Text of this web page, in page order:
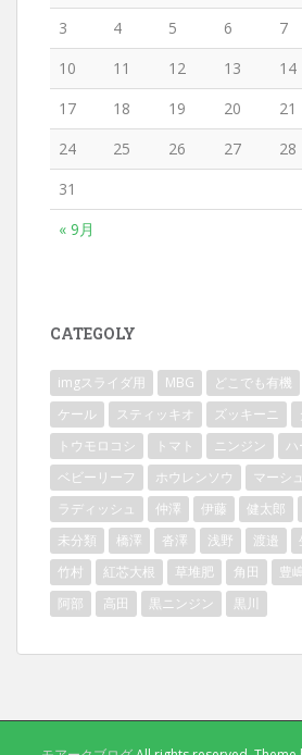
« 9月
3
4 5 6 7
10
11 12 13 14
17
18 19 20 21
24
25 26 27 28
31
CATEGOLY
imgスライダ用 MBG どこでも有機
ケール
スティッキオ ズッキーニ
トウモロコシ
トマト ニンジン
ベビーリーフ
ホウレンソウ マーシュ
ラディッシュ
仲澤 伊藤 健太郎
未分類
橋澤 沓澤 浅野 渡邉
竹村
紅芯大根 草堆肥 角田 豊
阿部
高田 黒ニンジン 黒川